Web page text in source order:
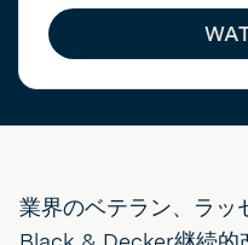
業界のベテラン、ラッ